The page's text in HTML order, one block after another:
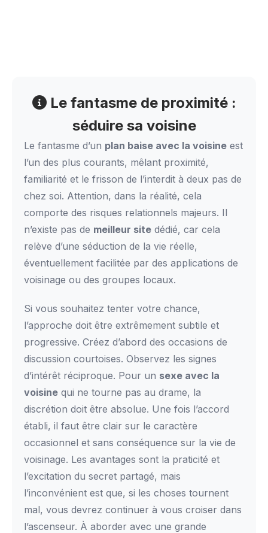
Le fantasme de proximité :
séduire sa voisine
Le fantasme d’un plan baise avec la voisine est
l’un des plus courants, mêlant proximité,
familiarité et le frisson de l’interdit à deux pas de
chez soi. Attention, dans la réalité, cela
comporte des risques relationnels majeurs. Il
n’existe pas de meilleur site dédié, car cela
relève d’une séduction de la vie réelle,
éventuellement facilitée par des applications de
voisinage ou des groupes locaux.
Si vous souhaitez tenter votre chance,
l’approche doit être extrêmement subtile et
progressive. Créez d’abord des occasions de
discussion courtoises. Observez les signes
d’intérêt réciproque. Pour un sexe avec la
voisine qui ne tourne pas au drame, la
discrétion doit être absolue. Une fois l’accord
établi, il faut être clair sur le caractère
occasionnel et sans conséquence sur la vie de
voisinage. Les avantages sont la praticité et
l’excitation du secret partagé, mais
l’inconvénient est que, si les choses tournent
mal, vous devrez continuer à vous croiser dans
l’ascenseur. À aborder avec une grande